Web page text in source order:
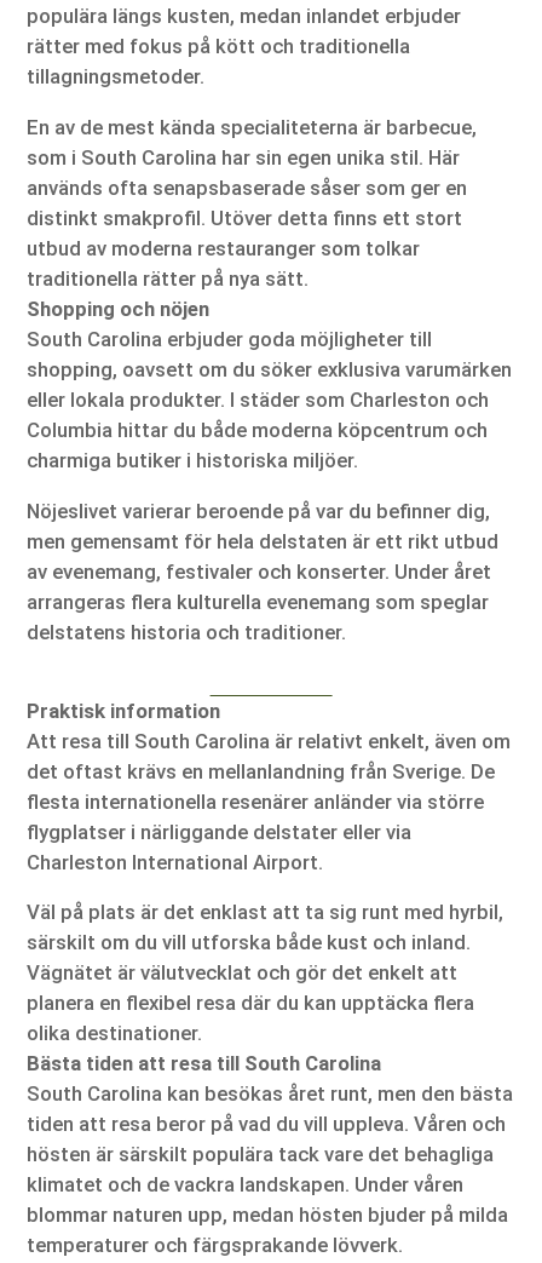
populära längs kusten, medan inlandet erbjuder
rätter med fokus på kött och traditionella
tillagningsmetoder.
En av de mest kända specialiteterna är barbecue,
som i South Carolina har sin egen unika stil. Här
används ofta senapsbaserade såser som ger en
distinkt smakprofil. Utöver detta finns ett stort
utbud av moderna restauranger som tolkar
traditionella rätter på nya sätt.
Shopping och nöjen
South Carolina erbjuder goda möjligheter till
shopping, oavsett om du söker exklusiva varumärken
eller lokala produkter. I städer som Charleston och
Columbia hittar du både moderna köpcentrum och
charmiga butiker i historiska miljöer.
Nöjeslivet varierar beroende på var du befinner dig,
men gemensamt för hela delstaten är ett rikt utbud
av evenemang, festivaler och konserter. Under året
arrangeras flera kulturella evenemang som speglar
delstatens historia och traditioner.
Praktisk information
Att resa till South Carolina är relativt enkelt, även om
det oftast krävs en mellanlandning från Sverige. De
flesta internationella resenärer anländer via större
flygplatser i närliggande delstater eller via
Charleston International Airport.
Väl på plats är det enklast att ta sig runt med hyrbil,
särskilt om du vill utforska både kust och inland.
Vägnätet är välutvecklat och gör det enkelt att
planera en flexibel resa där du kan upptäcka flera
olika destinationer.
Bästa tiden att resa till South Carolina
South Carolina kan besökas året runt, men den bästa
tiden att resa beror på vad du vill uppleva. Våren och
hösten är särskilt populära tack vare det behagliga
klimatet och de vackra landskapen. Under våren
blommar naturen upp, medan hösten bjuder på milda
temperaturer och färgsprakande lövverk.